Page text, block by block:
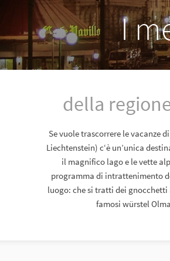
I
della
Se vuole trascorrere le vacanze
Liechtenstein) c‘è un’unica
il magnifico lago e le vette
programma di intrattenimento
luogo: che si tratti dei gnocchetti
famosi würstel